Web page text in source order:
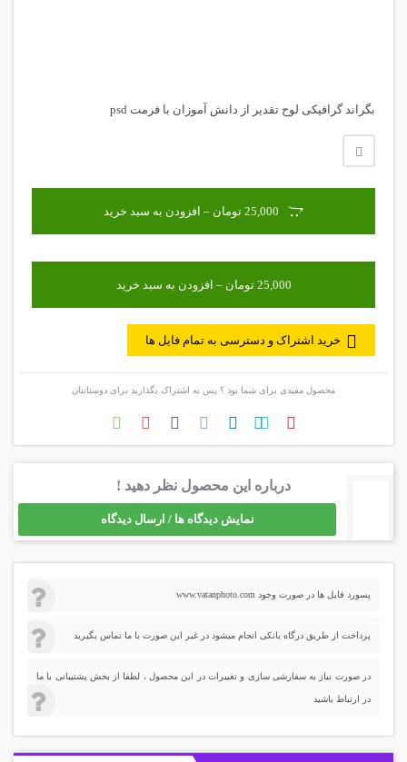
بگراند گرافیکی لوح تقدیر از دانش آموزان با فرمت psd
25,000 تومان – افزودن به سبد خرید
خرید اشتراک و دسترسی به تمام فایل ها
محصول مفیدی برای شما بود ؟ پس به اشتراک بگذارید برای دوستانتان
درباره این محصول نظر دهید !
نمایش دیدگاه ها / ارسال دیدگاه
پسورد فایل ها در صورت وجود www.vatanphoto.com
پرداخت از طریق درگاه بانکی انجام میشود در غیر این صورت با ما تماس بگیرید
در صورت نیاز به سفارشی سازی و تغییرات در این محصول ، لطفا از بخش پشتیبانی با ما
در ارتباط باشید